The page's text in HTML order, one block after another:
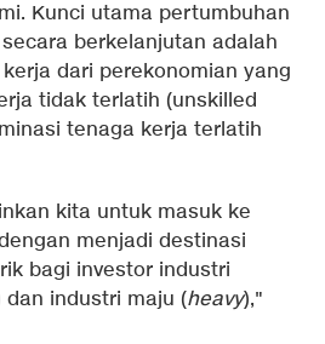
Kunci utama pertumbuhan
berkelanjutan adalah
dari perekonomian yang
tidak terlatih (unskilled
tenaga kerja terlatih
kita untuk masuk ke
menjadi destinasi
bagi investor industri
dan industri maju (heavy),"